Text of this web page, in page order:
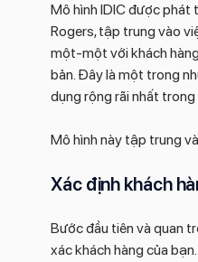
Mô hình IDIC được phát
Rogers, tập trung vào
một-một với khách
bản. Đây là một trong
dụng rộng rãi nhất trong
Mô hình này tập trung
Xác định khách
Bước đầu tiên và quan
xác khách hàng của